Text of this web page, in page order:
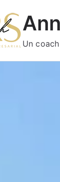
Un